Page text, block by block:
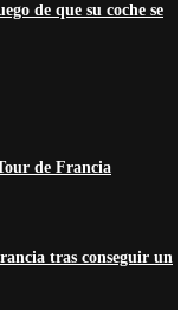
de que su coche se
de Francia
tras conseguir un